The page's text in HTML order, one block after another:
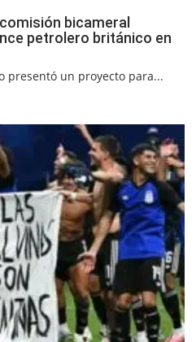
bicameral
petrolero británico en
presentó un proyecto para...